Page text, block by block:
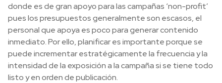
donde es de gran apoyo para las campañas ‘non-profit’
pues los presupuestos generalmente son escasos, el
personal que apoya es poco para generar contenido
inmediato. Por ello, planificar es importante porque se
puede incrementar estratégicamente la frecuencia y la
intensidad de la exposición a la campaña si se tiene todo
listo y en orden de publicación.